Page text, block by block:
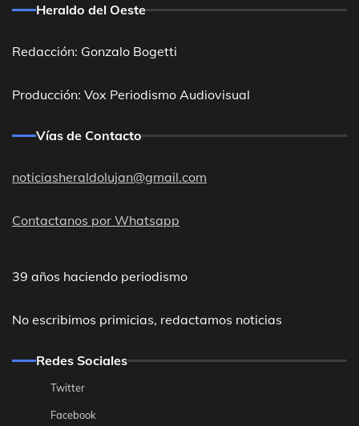
Heraldo del Oeste
Redacción: Gonzalo Bogetti
Producción: Vox Periodismo Audiovisual
Vías de Contacto
noticiasheraldolujan@gmail.com
Contactanos por Whatsapp
39 años haciendo periodismo
No escribimos primicias, redactamos noticias
Redes Sociales
Twitter
Facebook